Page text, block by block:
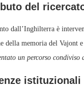
del
dall’Inghilterra è
della memoria del Vajont
un percorso condiviso
istituzionali